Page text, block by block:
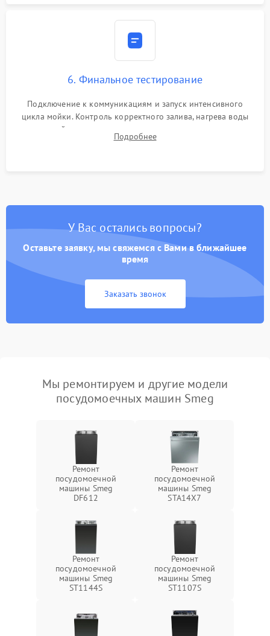
6. Финальное тестирование
Подключение к коммуникациям и запуск интенсивного
цикла мойки. Контроль корректного залива, нагрева воды
до нужной температуры, отсутствия посторонних шумов,
штатного слива и абсолютной сухости в поддоне.
Подробнее
У Вас остались вопросы?
Оставьте заявку, мы свяжемся с Вами в ближайшее
время
Заказать звонок
Мы ремонтируем и другие модели
посудомоечных машин Smeg
Ремонт
посудомоечной
машины Smeg
DF612
Ремонт
посудомоечной
машины Smeg
STA14X7
Ремонт
посудомоечной
машины Smeg
ST1144S
Ремонт
посудомоечной
машины Smeg
ST1107S